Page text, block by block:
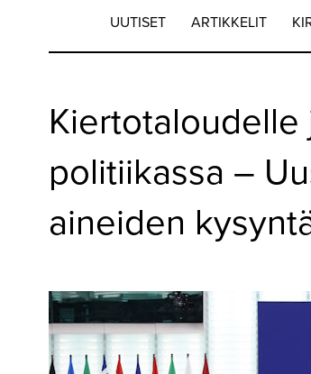
UUTISET ARTIKKELIT
ARTIKKELIT
KIRJAUTUMINEN
ARKISTO
MEDIATIEDOT
TIETOA
LEHDESTÄ
Kiertotaloudelle
politiikassa –
aineiden